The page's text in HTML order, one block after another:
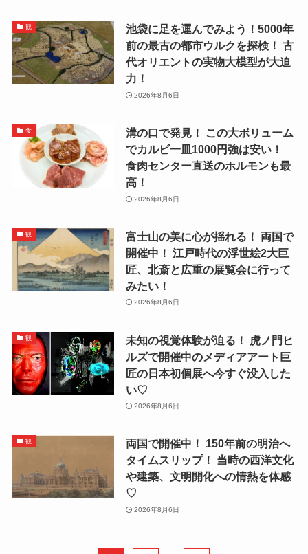
観
池袋に足を運んでみよう！5000年
前の最古の都市ウルクを探検！ 古
代オリエントの実物大模型が大迫
力！
2026年8月6日
食
溝の口で発見！ この大ボリューム
でカルビ一皿1000円強は安い！
食肉センター直送のホルモンも最
高！
2026年8月6日
観
富士山の美に心が揺れる！ 両国で
開催中！ 江戸時代の浮世絵2大巨
匠、北斎と広重の展覧会に行って
みたい！
2026年8月6日
観
未知の視覚体験が迫る！ 虎ノ門ヒ
ルズで開催中のメディアアート巨
匠の日本初個展へ今すぐ没入した
い♡
2026年8月6日
観
両国で開催中！ 150年前の明治へ
タイムスリップ！ 当時の西洋文化
や建築、文明開化への情熱を体感
♡
2026年8月6日